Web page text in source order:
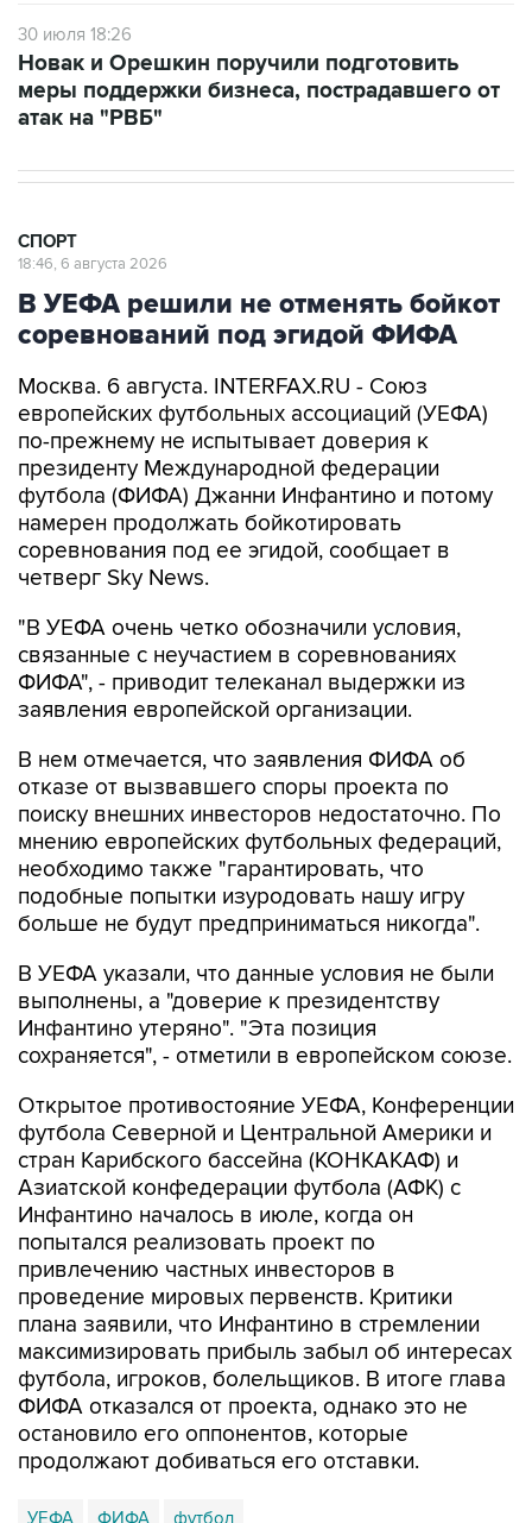
30 июля 18:26
Новак и Орешкин поручили подготовить
меры поддержки бизнеса, пострадавшего от
атак на "РВБ"
СПОРТ
18:46, 6 августа 2026
В УЕФА решили не отменять бойкот
соревнований под эгидой ФИФА
Москва. 6 августа. INTERFAX.RU - Союз
европейских футбольных ассоциаций (УЕФА)
по-прежнему не испытывает доверия к
президенту Международной федерации
футбола (ФИФА) Джанни Инфантино и потому
намерен продолжать бойкотировать
соревнования под ее эгидой, сообщает в
четверг Sky News.
"В УЕФА очень четко обозначили условия,
связанные с неучастием в соревнованиях
ФИФА", - приводит телеканал выдержки из
заявления европейской организации.
В нем отмечается, что заявления ФИФА об
отказе от вызвавшего споры проекта по
поиску внешних инвесторов недостаточно. По
мнению европейских футбольных федераций,
необходимо также "гарантировать, что
подобные попытки изуродовать нашу игру
больше не будут предприниматься никогда".
В УЕФА указали, что данные условия не были
выполнены, а "доверие к президентству
Инфантино утеряно". "Эта позиция
сохраняется", - отметили в европейском союзе.
Открытое противостояние УЕФА, Конференции
футбола Северной и Центральной Америки и
стран Карибского бассейна (КОНКАКАФ) и
Азиатской конфедерации футбола (АФК) с
Инфантино началось в июле, когда он
попытался реализовать проект по
привлечению частных инвесторов в
проведение мировых первенств. Критики
плана заявили, что Инфантино в стремлении
максимизировать прибыль забыл об интересах
футбола, игроков, болельщиков. В итоге глава
ФИФА отказался от проекта, однако это не
остановило его оппонентов, которые
продолжают добиваться его отставки.